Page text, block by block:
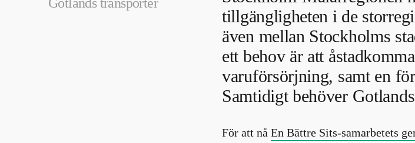
tillgängligheten i de
även mellan Stockholms
ett behov är att
varuförsörjning, samt en
Samtidigt behöver
För att nå En Bättre Sits-samarbetets